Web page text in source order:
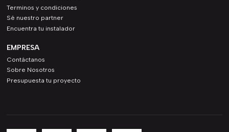
Terminos y condiciones
Sé nuestro partner
Encuentra tu instalador
EMPRESA
Contáctanos
Sobre Nosotros
Presupuesta tu proyecto